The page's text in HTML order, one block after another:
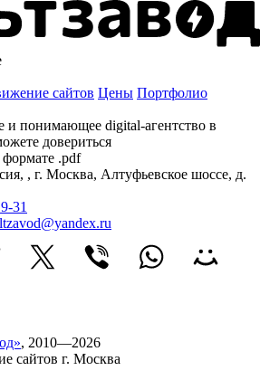
сайтов Цены Портфолио
понимающее digital-агентство в
довериться
формате .pdf
, , г. Москва, Алтуфьевское шоссе, д.
31
, 2010—2026
сайтов г. Москва